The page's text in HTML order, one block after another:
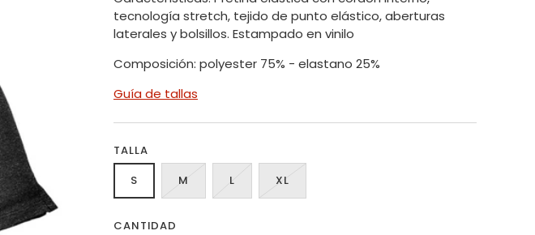
tecnología stretch, tejido de punto elástico, aberturas
laterales y bolsillos. Estampado en vinilo
Composición: polyester 75% - elastano 25%
Guía de tallas
TALLA
S
M L XL
CANTIDAD